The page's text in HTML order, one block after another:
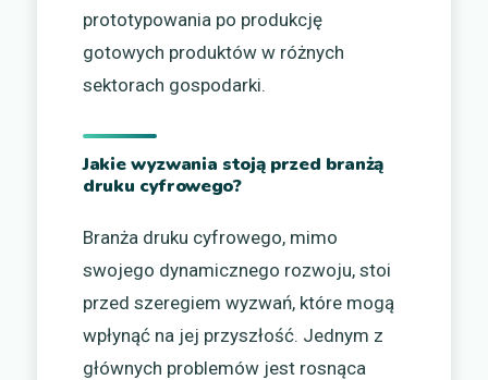
prototypowania po produkcję
gotowych produktów w różnych
sektorach gospodarki.
Jakie wyzwania stoją przed branżą
druku cyfrowego?
Branża druku cyfrowego, mimo
swojego dynamicznego rozwoju, stoi
przed szeregiem wyzwań, które mogą
wpłynąć na jej przyszłość. Jednym z
głównych problemów jest rosnąca